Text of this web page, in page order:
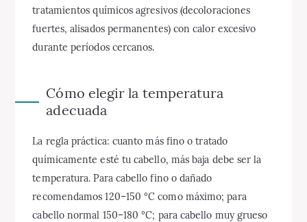
tratamientos químicos agresivos (decoloraciones
fuertes, alisados permanentes) con calor excesivo
durante períodos cercanos.
Cómo elegir la temperatura
adecuada
La regla práctica: cuanto más fino o tratado
químicamente esté tu cabello, más baja debe ser la
temperatura. Para cabello fino o dañado
recomendamos 120–150 °C como máximo; para
cabello normal 150–180 °C; para cabello muy grueso